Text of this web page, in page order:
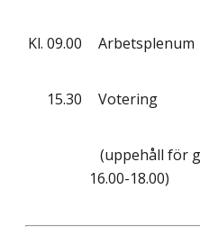
Kl. 09.00 Arbetsplenum
15.30 Votering
(uppehåll för
16.00-18.00)